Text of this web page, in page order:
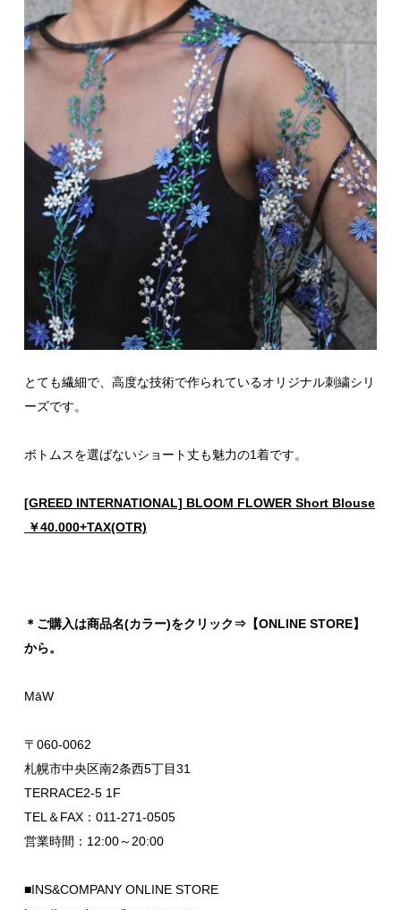
とても繊細で、高度な技術で作られているオリジナル刺繍シリ
ーズです。
ボトムスを選ばないショート丈も魅力の1着です。
[GREED INTERNATIONAL] BLOOM FLOWER Short Blouse
￥40.000+TAX(OTR)
＊ご購入は商品名(カラー)をクリック⇒【ONLINE STORE】
から。
MāW
〒060-0062
札幌市中央区南2条西5丁目31
TERRACE2-5 1F
TEL＆FAX：011-271-0505
営業時間：12:00～20:00
■INS&COMPANY ONLINE STORE